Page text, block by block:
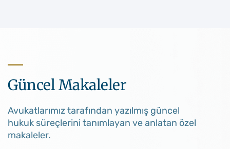
Güncel Makaleler
Avukatlarımız tarafından yazılmış güncel
hukuk süreçlerini tanımlayan ve anlatan özel
makaleler.